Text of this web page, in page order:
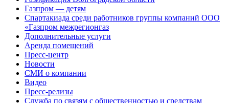
Газпром — детям
Спартакиада среди работников группы компаний ООО
«Газпром межрегионгаз
Дополнительные услуги
Аренда помещений
Пресс-центр
Новости
СМИ о компании
Видео
Пресс-релизы
Служба по связям с общественностью и средствам